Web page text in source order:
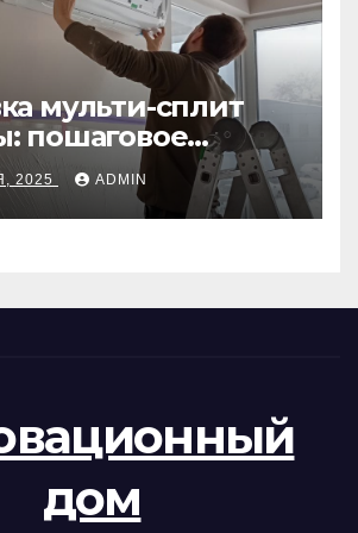
мульти-сплит
пошаговое
2025 ADMIN
дом